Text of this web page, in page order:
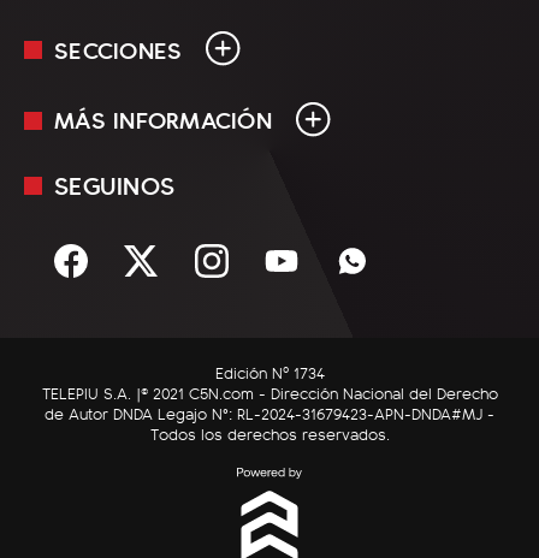
SECCIONES
En Vivo
Sociedad
C5N Autos
RatingCero
MÁS INFORMACIÓN
Mediakit
Términos y condiciones
SEGUINOS
Edición Nº 1734
TELEPIU S.A. |© 2021 C5N.com - Dirección Nacional del Derecho
de Autor DNDA Legajo N°: RL-2024-31679423-APN-DNDA#MJ -
Todos los derechos reservados.